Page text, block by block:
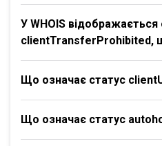
У WHOIS відображається
clientTransferProhibited,
Що означає статус
Що означає статус